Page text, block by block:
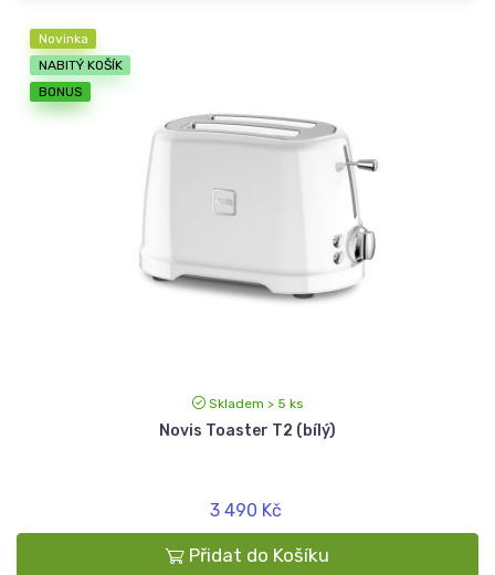
Novinka
NABITÝ KOŠÍK
BONUS
Skladem > 5 ks
Novis Toaster T2 (bílý)
3 490 Kč
Přidat do Košíku